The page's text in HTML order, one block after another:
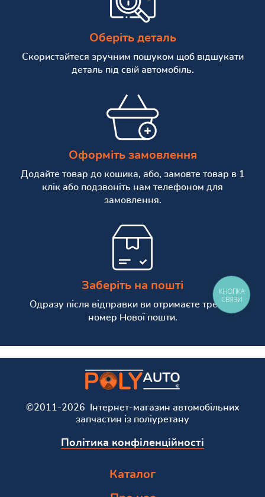
Оберіть деталь
Скористайтеся зручним пошуком щоб відшукати
деталь під свій автомобіль.
Оформіть замовлення
Додайте товар до кошика, або, замовте товар в 1
клік або подзвоніть нам телефоном для
замовлення.
Заберіть на пошті
Одразу після відправки ви отримаєте трекінг
номер Нової пошти.
©2011-2026 Інтернет-магазин автомобільних
запчастин із поліуретану
Політика конфіленційності
Каталог
КНОПКА
СВЯЗИ